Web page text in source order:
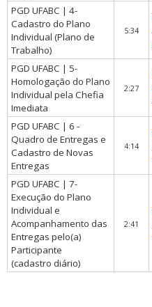
PGD UFABC | 4-
Cadastro do Plano
Individual (Plano de
Trabalho)
5:34
PGD UFABC | 5-
Homologação do Plano
Individual pela Chefia
Imediata
2:27
PGD UFABC | 6 -
Quadro de Entregas e
Cadastro de Novas
Entregas
4:14
PGD UFABC | 7-
Execução do Plano
Individual e
Acompanhamento das
Entregas pelo(a)
Participante
(cadastro diário)
2:41